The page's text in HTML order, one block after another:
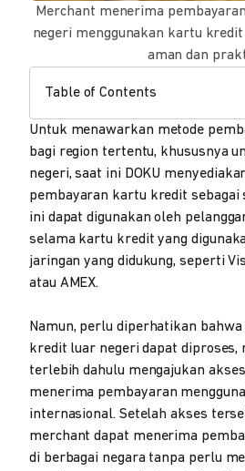
Merchant menerima
negeri menggunakan kartu
aman dan
Table of Contents
Untuk menawarkan metode
bagi region tertentu, khususnya
negeri, saat ini DOKU
pembayaran kartu kredit sebagai
ini dapat digunakan oleh
selama kartu kredit yang
jaringan yang didukung, seperti
atau AMEX.
Namun, perlu diperhatikan
kredit luar negeri dapat diproses,
terlebih dahulu mengajukan
menerima pembayaran
internasional. Setelah akses
merchant dapat menerima
di berbagai negara tanpa perlu